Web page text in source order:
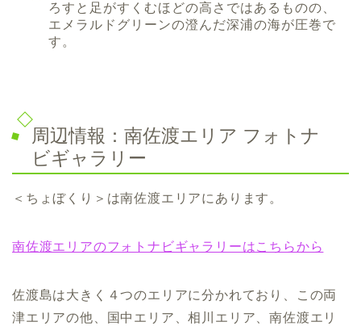
ろすと足がすくむほどの高さではあるものの、
エメラルドグリーンの澄んだ深浦の海が圧巻で
す。
周辺情報：南佐渡エリア フォトナ
ビギャラリー
＜ちょぼくり＞は南佐渡エリアにあります。
南佐渡エリアのフォトナビギャラリーはこちらから
佐渡島は大きく４つのエリアに分かれており、この両
津エリアの他、国中エリア、相川エリア、南佐渡エリ